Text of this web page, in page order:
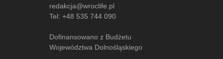
redakcja@wroclife.pl
Tel: +48 535 744 090
Dofinansowano z Budżetu
Województwa Dolnośląskiego